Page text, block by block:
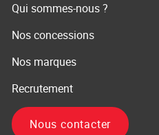
Qui sommes-nous ?
Nos concessions
Nos marques
Recrutement
Nous contacter